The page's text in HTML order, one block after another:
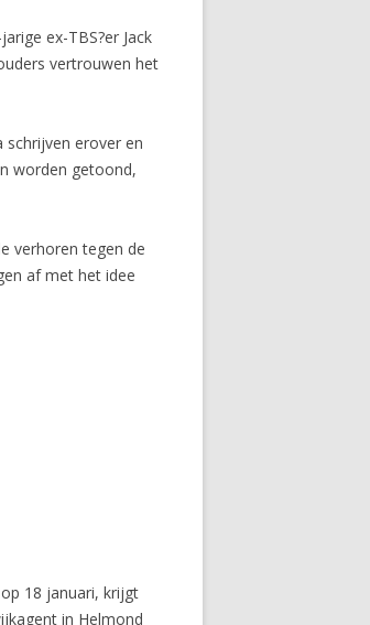
ex-TBS?er Jack
vertrouwen het
schrijven erover en
worden getoond,
verhoren tegen de
af met het idee
18 januari, krijgt
in Helmond